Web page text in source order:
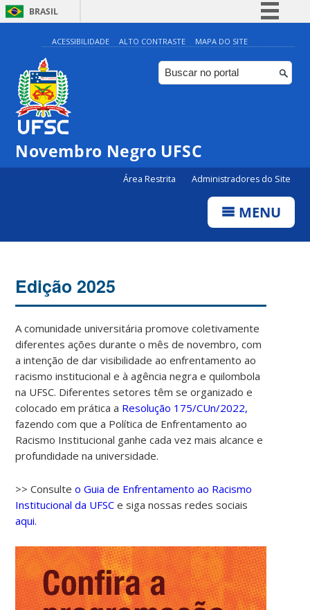
BRASIL
Simplifique!
Comunica BR
Participe
ACESSIBILIDADE ALTO CONTRASTE MAPA DO SITE
Novembro Negro UFSC
Área Restrita Administradores do Site
MENU
Edição 2025
A comunidade universitária promove coletivamente
diferentes ações durante o mês de novembro, com
a intenção de dar visibilidade ao enfrentamento ao
racismo institucional e à agência negra e quilombola
na UFSC. Diferentes setores têm se organizado e
colocado em prática a Resolução 175/CUn/2022,
fazendo com que a Política de Enfrentamento ao
Racismo Institucional ganhe cada vez mais alcance e
profundidade na universidade.
>> Consulteo Guia de Enfrentamento ao Racismo
Institucional da UFSC e siga nossas redes sociais
aqui.